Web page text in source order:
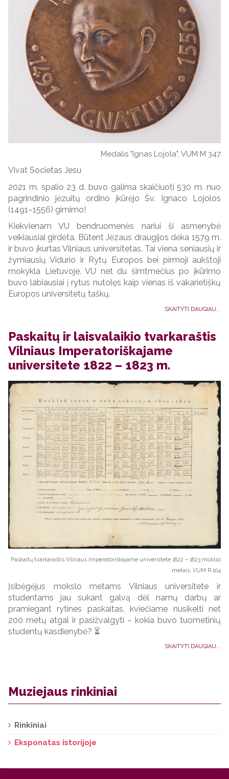
Medalis "Ignas Lojola", VUM M 347
Vivat Societas Jesu
2021 m. spalio 23 d. buvo galima skaičiuoti 530 m. nuo
pagrindinio jėzuitų ordino įkūrėjo Šv. Ignaco Lojolos
(1491–1556) gimimo!
Kiekvienam VU bendruomenės nariui ši asmenybė
veikiausiai girdėta. Būtent Jėzaus draugijos dėka 1579 m.
ir buvo įkurtas Vilniaus universitetas. Tai viena seniausių ir
žymiausių Vidurio ir Rytų Europos bei pirmoji aukštoji
mokykla Lietuvoje. VU net du šimtmečius po įkūrimo
buvo labiausiai į rytus nutolęs kaip vienas iš vakarietiškų
Europos universitetų taškų.
SKAITYTI DAUGIAU...
Paskaitų ir laisvalaikio tvarkaraštis
Vilniaus Imperatoriškajame
universitete 1822 – 1823 m.
Paskaitų tvarkaraštis Vilniaus Imperatoriškajame universitete 1822 – 1823 moklso
metais, VUM R 104
Įsibėgėjus mokslo metams Vilniaus universitete ir
studentams jau sukant galvą dėl namų darbų ar
pramiegant rytines paskaitas, kviečiame nusikelti net
200 metų atgal ir pasižvalgyti – kokia buvo tuometinių
studentų kasdienybė? ⏳
SKAITYTI DAUGIAU...
Muziejaus rinkiniai
Rinkiniai
Eksponatas istorijoje